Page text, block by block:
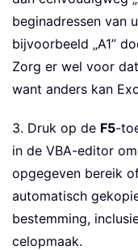
beginadressen van
bijvoorbeeld „A1”
Zorg er wel voor
want anders kan
3. Druk op de F5-
in de VBA-editor
opgegeven bereik
automatisch
bestemming,
celopmaak.